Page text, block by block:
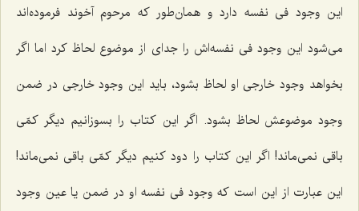
این وجود فی نفسه دارد و همان‌طور که مرحوم آخوند فرموده‌اند
می‌شود این وجود فی نفسه‌اش را جدای از موضوع لحاظ کرد اما اگر
بخواهد وجود خارجی او لحاظ بشود، باید این وجود خارجی در ضمن
وجود موضوعش لحاظ بشود. اگر این کتاب را بسوزانیم دیگر کمّی
باقی نمی‌ماند! اگر این کتاب را دود کنیم دیگر کمّی باقی نمی‌ماند!
این عبارت از این است که وجود فی نفسه او در ضمن یا عین وجود